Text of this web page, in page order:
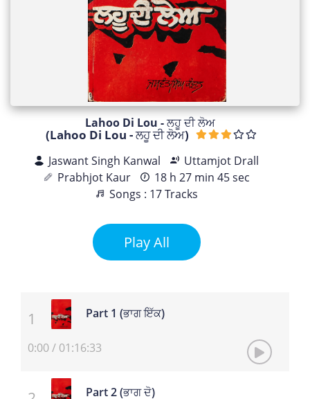
Lahoo Di Lou - ਲਹੂ ਦੀ ਲੋਅ
(Lahoo Di Lou - ਲਹੂ ਦੀ ਲੋਅ)
Jaswant Singh Kanwal
Uttamjot Drall
Prabhjot Kaur
18 h 27 min 45 sec
Songs : 17 Tracks
Play All
Part 1 (ਭਾਗ ਇੱਕ)
0:00/ 01:16:33
Part 2 (ਭਾਗ ਦੋ)